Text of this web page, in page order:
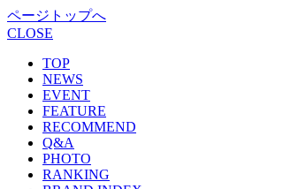
ページトップへ
CLOSE
TOP
NEWS
EVENT
FEATURE
RECOMMEND
Q&A
PHOTO
RANKING